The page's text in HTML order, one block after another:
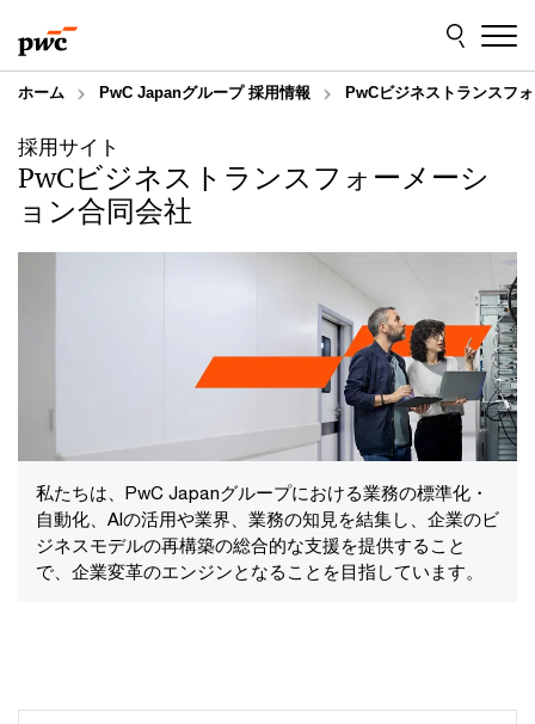
to
content
to
footer
ホーム PwC Japanグループ 採用情報 PwCビジネストランスフ
採用サイト
PwCビジネストランスフォーメーシ
ョン合同会社
私たちは、PwC Japanグループにおける業務の標準化・
自動化、AIの活用や業界、業務の知見を結集し、企業のビ
ジネスモデルの再構築の総合的な支援を提供すること
で、企業変革のエンジンとなることを目指しています。